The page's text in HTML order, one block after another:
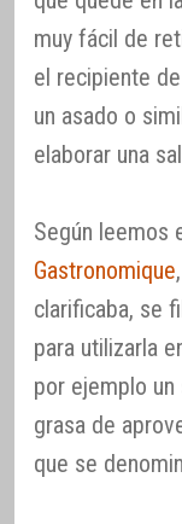
muy fácil de
el recipiente
un asado o
elaborar una
Según leemos
Gastronomique
clarificaba, se
para utilizarla
por ejemplo un
grasa de
que se